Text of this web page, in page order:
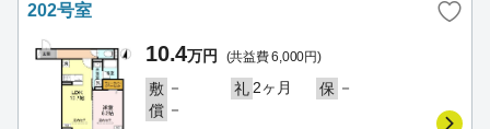
202号室
10.4万円 (共益費 6,000円)
敷 － 礼 2ヶ月 保 －
償 －